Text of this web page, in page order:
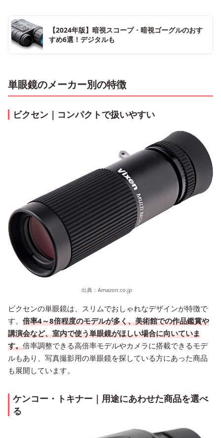
【2024年版】暗視スコープ・暗視ゴーグルのおす
すめ6選！デジタルも
単眼鏡のメーカー別の特徴
ビクセン｜コンパクトで扱いやすい
出典： Amazon.co.jp
ビクセンの単眼鏡は、スリムでおしゃれなデザインが特徴で
す。 倍率4～8倍程度のモデルが多く、美術館での作品鑑賞や
講演会など、室内で使う単眼鏡がほしい場合に向いていま
す。倍率調整できる高倍率モデルやカメラに搭載できるモデ
ルもあり、写真撮影用の単眼鏡を探している方にあった商品
も展開しています。
ケンコー・トキナー｜用途にあわせた商品を選べ
る